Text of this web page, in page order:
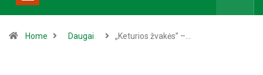
Home Daugai „Keturios žvakės” –…